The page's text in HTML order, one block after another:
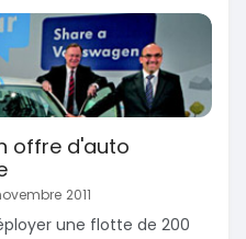
offre d'auto
2011
une flotte de 200